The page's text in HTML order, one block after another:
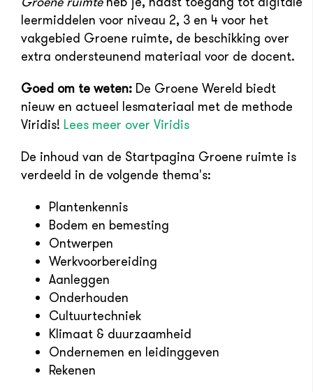
leermiddelen voor niveau 2, 3 en 4 voor het
vakgebied Groene ruimte, de beschikking over
extra ondersteunend materiaal voor de docent.
Goed om te weten: De Groene Wereld biedt
nieuw en actueel lesmateriaal met de methode
Viridis! Lees meer over Viridis
De inhoud van de Startpagina Groene ruimte is
verdeeld in de volgende thema's:
Plantenkennis
Bodem en bemesting
Ontwerpen
Werkvoorbereiding
Aanleggen
Onderhouden
Cultuurtechniek
Klimaat & duurzaamheid
Ondernemen en leidinggeven
Rekenen